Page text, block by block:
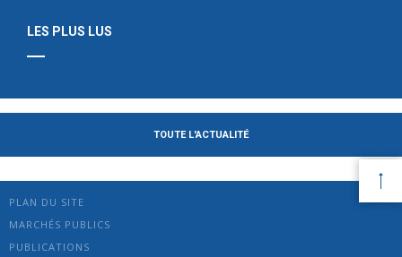
LES PLUS LUS
TOUTE L'ACTUALITÉ
PLAN DU SITE
MARCHÉS PUBLICS
PUBLICATIONS